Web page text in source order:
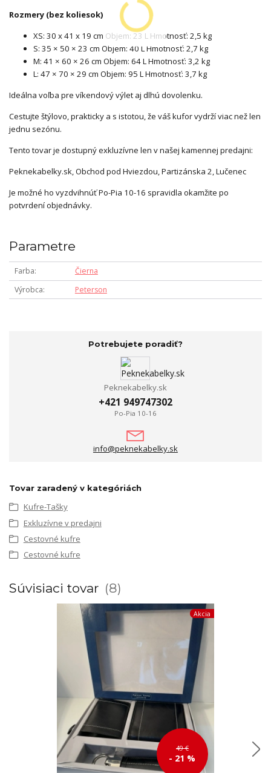
Rozmery (bez koliesok)
XS: 30 x 41 x 19 cm Objem: 23 L Hmotnosť: 2,5 kg
S: 35 × 50 × 23 cm Objem: 40 L Hmotnosť: 2,7 kg
M: 41 × 60 × 26 cm Objem: 64 L Hmotnosť: 3,2 kg
L: 47 × 70 × 29 cm Objem: 95 L Hmotnosť: 3,7 kg
Ideálna voľba pre víkendový výlet aj dlhú dovolenku.
Cestujte štýlovo, prakticky a s istotou, že váš kufor vydrží viac než len
jednu sezónu.
Tento tovar je dostupný exkluzívne len v našej kamennej predajni:
Peknekabelky.sk, Obchod pod Hviezdou, Partizánska 2, Lučenec
Je možné ho vyzdvihnúť Po-Pia 10-16 spravidla okamžite po
potvrdení objednávky.
Parametre
Farba
Čierna
Výrobca
Peterson
Potrebujete poradiť?
Peknekabelky.sk
+421 949747302
Po-Pia 10-16
info@peknekabelky.sk
Tovar zaradený v kategóriách
Kufre-Tašky
Exkluzívne v predajni
Cestovné kufre
Cestovné kufre
Súvisiaci tovar 8
Akcia
49 €
- 21 %